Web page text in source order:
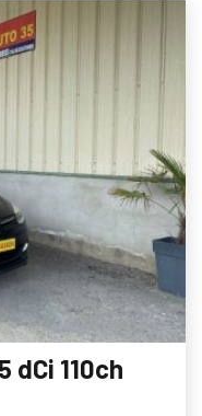
dCi 110ch